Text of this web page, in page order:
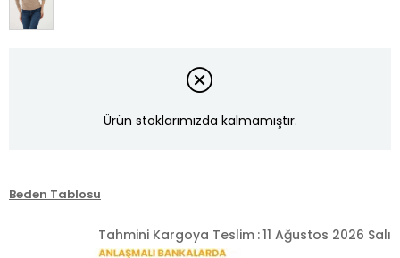
Ürün stoklarımızda kalmamıştır.
Beden Tablosu
Tahmini Kargoya Teslim :11 Ağustos 2026 Salı